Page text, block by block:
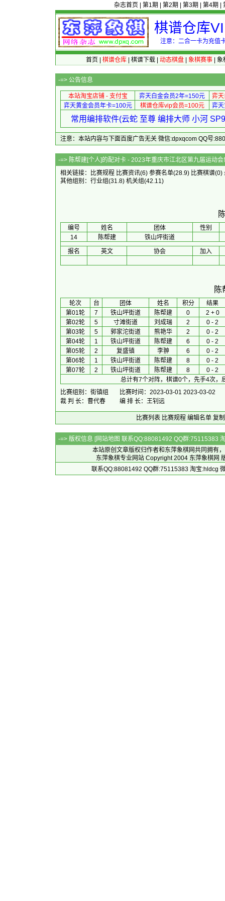
杂志首页 第1期 第2期 第3期 第4期
棋谱仓库
注意：二合一卡为充值
首页 棋谱仓库| 棋谱下载| 动态棋盘| 象棋赛事| 象
-=> 公告信息
本站淘宝店铺 - 支付宝 弈天白金会员2年=150元
弈
弈天黄金会员年卡=100元
棋谱仓库vip会员=100元 弈
常用编排软件(云蛇 至尊 编排大师 小河
注意：本站内容与下面百度广告无关 微信:dpxqcom QQ号
-=> 陈帮建[个人]的配对卡 - 2023年重庆市江
相关链接：
比赛规程 比赛资讯(6) 参赛名单(28.9) 比赛棋谱(0)
其他组别： 行业组(31.8) 机关组(42.11)
编号 姓名 团体
性别
14
陈帮建
铁山坪街道
报名
英文 协会 加入
陈
轮次 台 团体 姓名 积分
结果
第01轮
7 铁山坪街道 陈帮建 0
2 + 0
第02轮
5 寸滩街道 刘成瑞 2
0 - 2
第03轮
5 郭家沱街道 熊艳华 2
0 - 2
第04轮
1 铁山坪街道 陈帮建 6
0 - 2
第05轮
2 复盛镇 李翀 6
0 - 2
第06轮
1 铁山坪街道 陈帮建 8
0 - 2
第07轮
2 铁山坪街道 陈帮建 8
0 - 2
总计有7个对阵，棋谱0个，先手4次，
比赛组别：街镇组
比赛时间：2023-03-01 2023-03-02
裁 判 长：曹代春
编 排 长：王钊远
比赛列表 比赛规程 编辑名单 复
-=> 版权信息 [网站地图 联系QQ:88081492 QQ群:75115383
本站原创文章版权归作者和 东萍象棋网共同拥有
东萍象棋专业网站 Copyright 2004 东萍象棋网
联系QQ:88081492 QQ群:75115383 淘宝:hldcg